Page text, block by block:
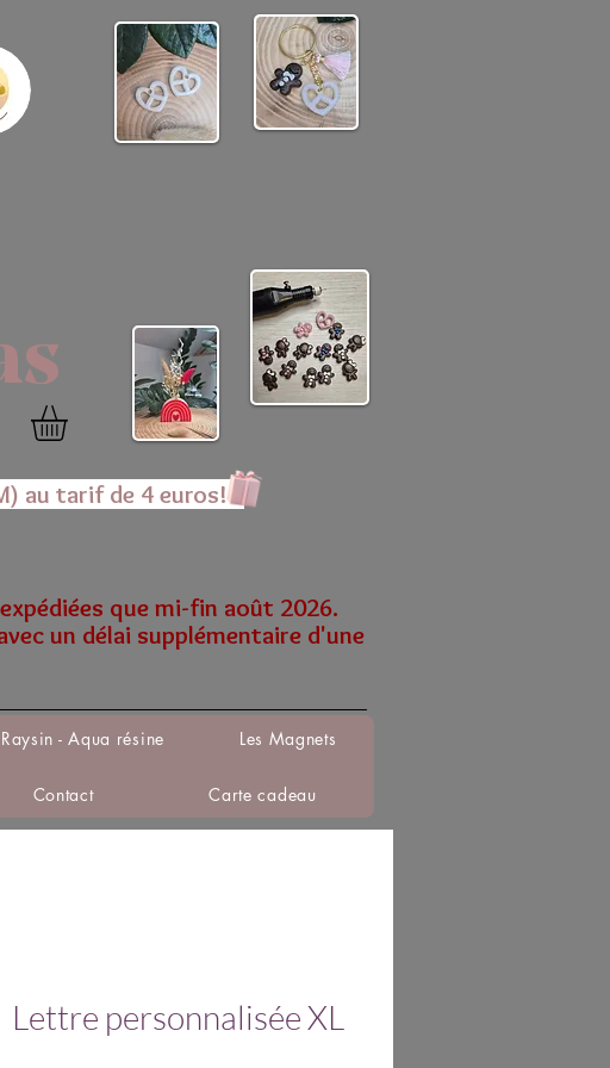
au tarif de 4 euros!!!
que mi-fin août 2026.
un délai supplémentaire d'une
Raysin - Aqua résine Les Magnets
Contact Carte cadeau
Lettre personnalisée XL